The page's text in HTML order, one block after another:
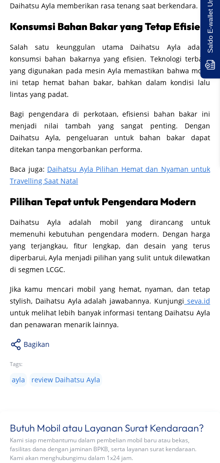
Daihatsu Ayla memberikan rasa tenang saat berkendara.
Konsumsi Bahan Bakar yang Tetap Efisien
Salah satu keunggulan utama Daihatsu Ayla adalah
konsumsi bahan bakarnya yang efisien. Teknologi terbaru
yang digunakan pada mesin Ayla memastikan bahwa mobil
ini tetap hemat bahan bakar, bahkan dalam kondisi lalu
lintas yang padat.
Bagi pengendara di perkotaan, efisiensi bahan bakar ini
menjadi nilai tambah yang sangat penting. Dengan
Daihatsu Ayla, pengeluaran untuk bahan bakar dapat
ditekan tanpa mengorbankan performa.
Baca juga: Daihatsu Ayla Pilihan Hemat dan Nyaman untuk
Travelling Saat Natal
Pilihan Tepat untuk Pengendara Modern
Daihatsu Ayla adalah mobil yang dirancang untuk
memenuhi kebutuhan pengendara modern. Dengan harga
yang terjangkau, fitur lengkap, dan desain yang terus
diperbarui, Ayla menjadi pilihan yang sulit untuk dilewatkan
di segmen LCGC.
Jika kamu mencari mobil yang hemat, nyaman, dan tetap
stylish, Daihatsu Ayla adalah jawabannya. Kunjungi seva.id
untuk melihat lebih banyak informasi tentang Daihatsu Ayla
dan penawaran menarik lainnya.
Bagikan
Tags:
ayla review Daihatsu Ayla
Butuh Mobil atau Layanan Surat Kendaraan?
Kami siap membantumu dalam pembelian mobil baru atau bekas,
fasilitas dana dengan jaminan BPKB, serta layanan surat kendaraan.
Kami akan menghubungimu dalam 1x24 jam.